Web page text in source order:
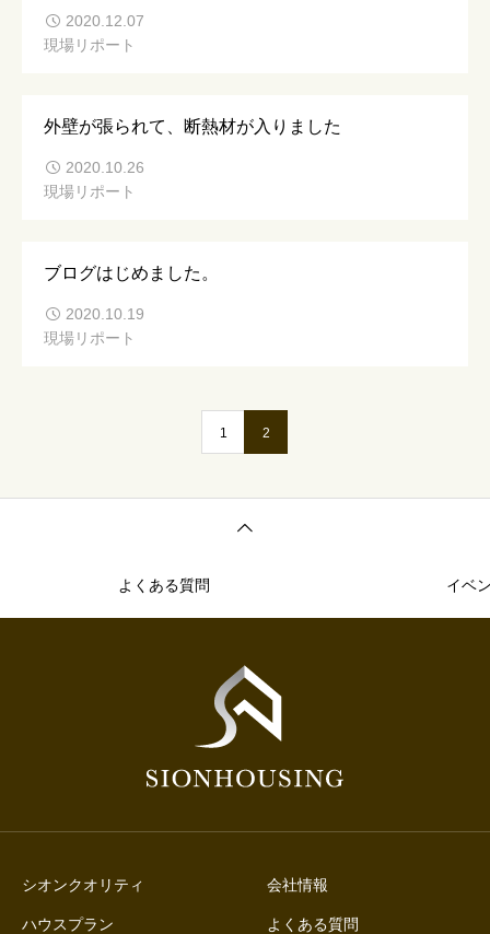
2020.12.07
現場リポート
外壁が張られて、断熱材が入りました
2020.10.26
現場リポート
ブログはじめました。
2020.10.19
現場リポート
1 2
よくある質問 イベ
シオンクオリティ
ハウスプラン
会社情報
よくある質問